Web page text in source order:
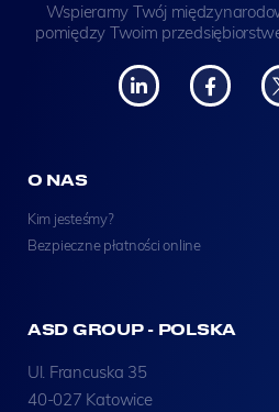
Wspieramy Twój
pomiędzy Twoim
O NAS
Kim jesteśmy?
Bezpieczne płatności online
ASD GROUP - POLSKA
Ul. Francuska 35
40-027 Katowice